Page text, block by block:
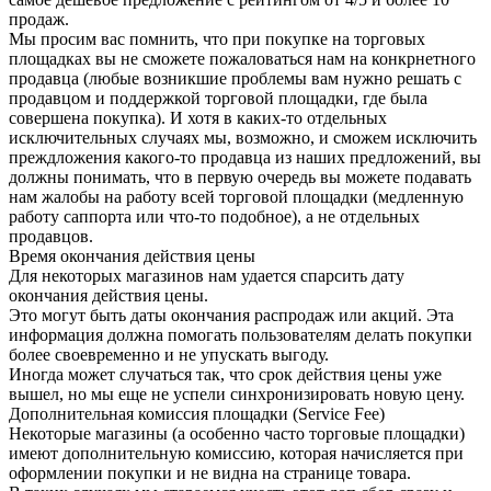
продаж.
Мы просим вас помнить, что при покупке на торговых
площадках вы не сможете пожаловаться нам на конкрнетного
продавца (любые возникшие проблемы вам нужно решать с
продавцом и поддержкой торговой площадки, где была
совершена покупка). И хотя в каких-то отдельных
исключительных случаях мы, возможно, и сможем исключить
преждложения какого-то продавца из наших предложений, вы
должны понимать, что в первую очередь вы можете подавать
нам жалобы на работу всей торговой площадки (медленную
работу саппорта или что-то подобное), а не отдельных
продавцов.
Время окончания действия цены
Для некоторых магазинов нам удается спарсить дату
окончания действия цены.
Это могут быть даты окончания распродаж или акций. Эта
информация должна помогать пользователям делать покупки
более своевременно и не упускать выгоду.
Иногда может случаться так, что срок действия цены уже
вышел, но мы еще не успели синхронизировать новую цену.
Дополнительная комиссия площадки (Service Fee)
Некоторые магазины (а особенно часто торговые площадки)
имеют дополнительную комиссию, которая начисляется при
оформлении покупки и не видна на странице товара.